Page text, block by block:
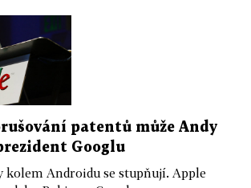
patentů může Andy
Googlu
kolem Androidu se stupňují. Apple